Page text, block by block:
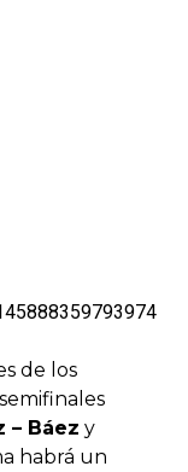
de los
– Báez y
habrá un